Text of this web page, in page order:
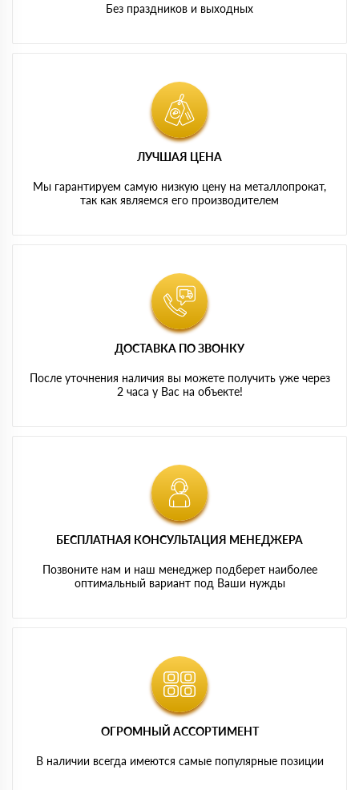
Без праздников и выходных
ЛУЧШАЯ ЦЕНА
Мы гарантируем самую низкую цену на металлопрокат,
так как являемся его производителем
ДОСТАВКА ПО ЗВОНКУ
После уточнения наличия вы можете получить уже через
2 часа у Вас на объекте!
БЕСПЛАТНАЯ КОНСУЛЬТАЦИЯ МЕНЕДЖЕРА
Позвоните нам и наш менеджер подберет наиболее
оптимальный вариант под Ваши нужды
ОГРОМНЫЙ АССОРТИМЕНТ
В наличии всегда имеются самые популярные позиции